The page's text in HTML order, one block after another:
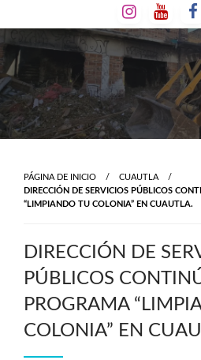
al
contenido
PÁGINA DE INICIO
CUAUTLA
DIRECCIÓN DE SERVICIOS PÚBLICOS
“LIMPIANDO TU COLONIA” EN CUAUTLA.
DIRECCIÓN DE
PÚBLICOS
PROGRAMA
COLONIA” EN